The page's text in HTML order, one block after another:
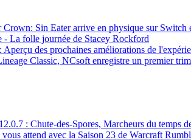
Sin Eater arrive en physique sur Switch
- La folle journée de Stacey Rockford
des prochaines améliorations de
Classic, NCsoft enregistre un premier
: Chute-des-Spores, Marcheurs du temps
attend avec la Saison 23 de Warcraft